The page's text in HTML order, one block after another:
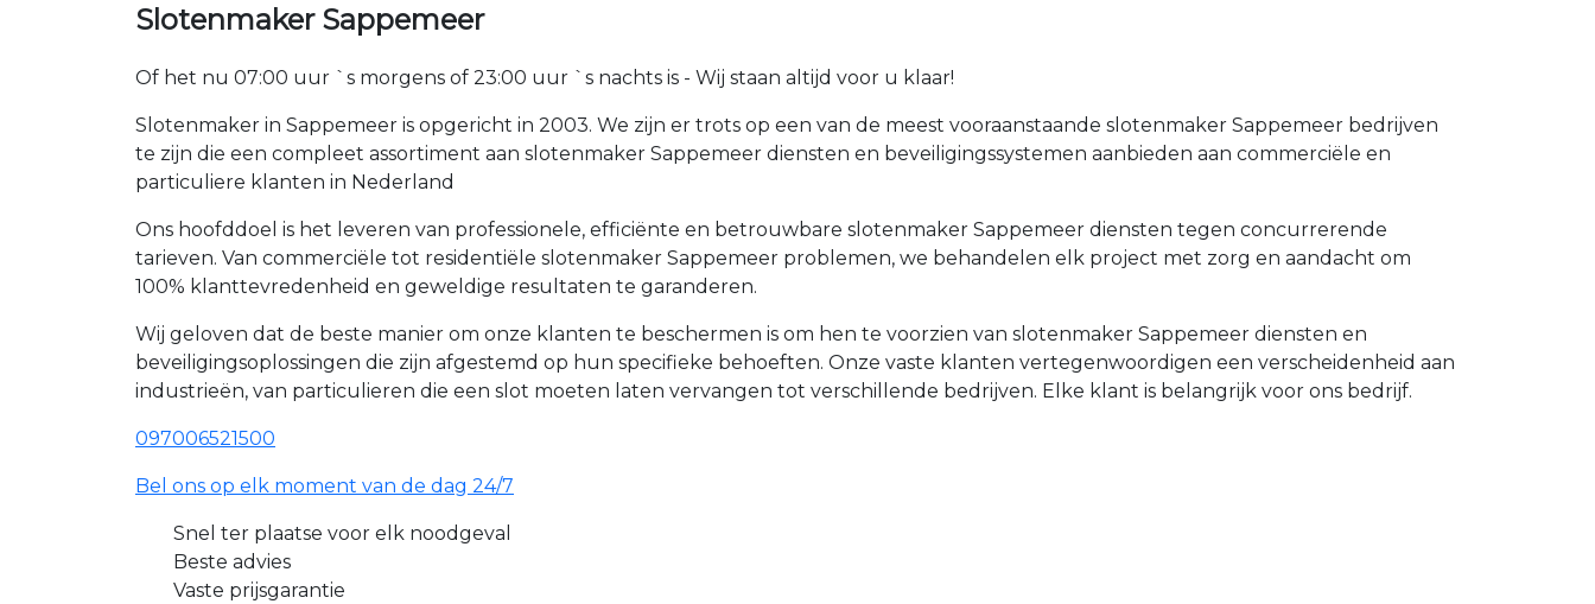
Slotenmaker Sappemeer
Of het nu 07:00 uur `s morgens of 23:00 uur `s nachts is - Wij staan altijd voor u klaar!
Slotenmaker in Sappemeer is opgericht in 2003. We zijn er trots op een van de meest vooraanstaande slotenmaker Sappemeer bedrijven
te zijn die een compleet assortiment aan slotenmaker Sappemeer diensten en beveiligingssystemen aanbieden aan commerciële en
particuliere klanten in Nederland
Ons hoofddoel is het leveren van professionele, efficiënte en betrouwbare slotenmaker Sappemeer diensten tegen concurrerende
tarieven. Van commerciële tot residentiële slotenmaker Sappemeer problemen, we behandelen elk project met zorg en aandacht om
100% klanttevredenheid en geweldige resultaten te garanderen.
Wij geloven dat de beste manier om onze klanten te beschermen is om hen te voorzien van slotenmaker Sappemeer diensten en
beveiligingsoplossingen die zijn afgestemd op hun specifieke behoeften. Onze vaste klanten vertegenwoordigen een verscheidenheid aan
industrieën, van particulieren die een slot moeten laten vervangen tot verschillende bedrijven. Elke klant is belangrijk voor ons bedrijf.
097006521500
Bel ons op elk moment van de dag 24/7
Snel ter plaatse voor elk noodgeval
Beste advies
Vaste prijsgarantie